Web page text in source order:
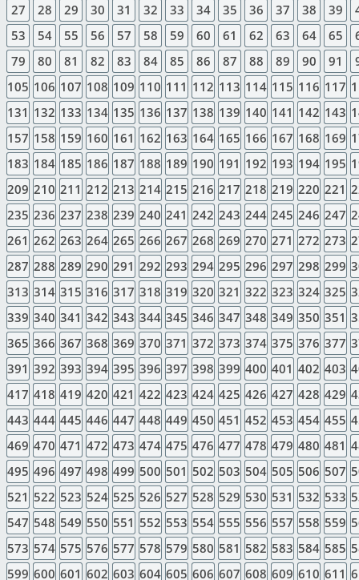
27
28 29 30 31 32 33 34 35 36 37 38 39
53
54 55 56 57 58 59 60 61 62 63 64 65
79
80 81 82 83 84 85 86 87 88 89 90 91
105 106 107 108 109 110 111 112 113 114 115 116 117
131 132 133 134 135 136 137 138 139 140 141 142 143
157 158 159 160 161 162 163 164 165 166 167 168 169
183 184 185 186 187 188 189 190 191 192 193 194 195
209 210 211 212 213 214 215 216 217 218 219 220 221
235 236 237 238 239 240 241 242 243 244 245 246 247
261 262 263 264 265 266 267 268 269 270 271 272 273
287 288 289 290 291 292 293 294 295 296 297 298 299
313 314 315 316 317 318 319 320 321 322 323 324 325
339 340 341 342 343 344 345 346 347 348 349 350 351
365 366 367 368 369 370 371 372 373 374 375 376 377
391 392 393 394 395 396 397 398 399 400 401 402 403
417 418 419 420 421 422 423 424 425 426 427 428 429
443 444 445 446 447 448 449 450 451 452 453 454 455
469 470 471 472 473 474 475 476 477 478 479 480 481
495 496 497 498 499 500 501 502 503 504 505 506 507
521 522 523 524 525 526 527 528 529 530 531 532 533
547 548 549 550 551 552 553 554 555 556 557 558 559
573 574 575 576 577 578 579 580 581 582 583 584 585
599 600 601 602 603 604 605 606 607 608 609 610 611